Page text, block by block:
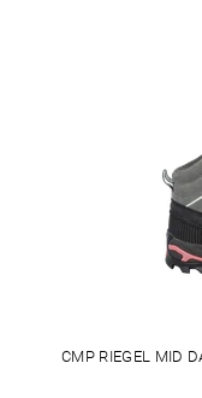
CMP RIEGEL MID